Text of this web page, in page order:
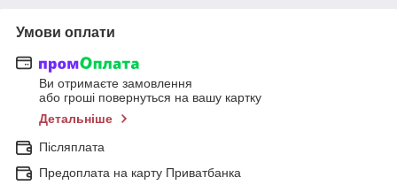
Умови оплати
Ви отримаєте замовлення
або гроші повернуться на вашу картку
Детальніше
Післяплата
Предоплата на карту Приватбанка